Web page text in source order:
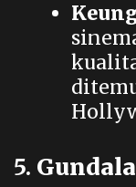
5.